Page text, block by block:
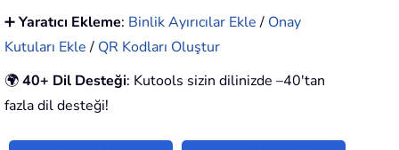
➕Yaratıcı Ekleme: Binlik Ayırıcılar Ekle/ Onay
Kutuları Ekle/ QR Kodları Oluştur
🌍40+ Dil Desteği: Kutools sizin dilinizde –40'tan
fazla dil desteği!